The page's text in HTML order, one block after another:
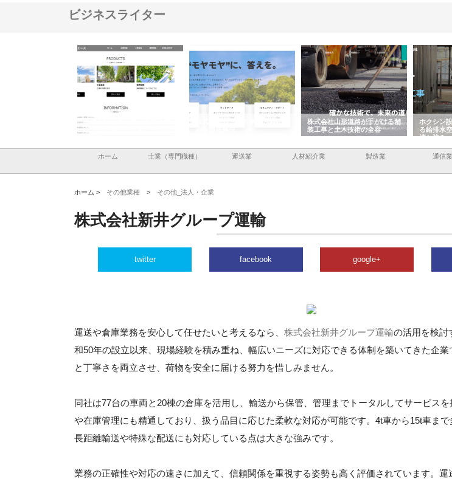
ビジネスライター
イトが提供する充実した情報内
株式会社ＣＳＡの事業内容と強
株式会社山形道路が手がける舗
装工事と土木技術の全容
ホクシン
る給排水
績と強み
ホーム 士業（専門職種） 運送業 人材紹介業 製造業 通信業
ホーム > その他業種 > その他_法人・企業
株式会社新井グループ運輸
twitter facebook google+
運送や倉庫業務を安心して任せたいと考えるなら、 株式会社新井グループ運輸の活用を検討
和50年の設立以来、現場経験を積み重ね、幅広いニーズに対応できる体制を築いてきた企業
と丁寧さを両立させ、荷物を安全に届ける努力を惜しみません。
同社は77台の車両と20棟の倉庫を活用し、輸送から保管、管理までトータルしてサービス
や在庫管理にも精通しており、扱う品目に応じた柔軟な対応が可能です。4t車から15t車まで
長距離輸送や特殊な配送にも対応している点は大きな強みです。
業務の正確性や対応の速さに加えて、信頼関係を重視する姿勢も高く評価されています。運